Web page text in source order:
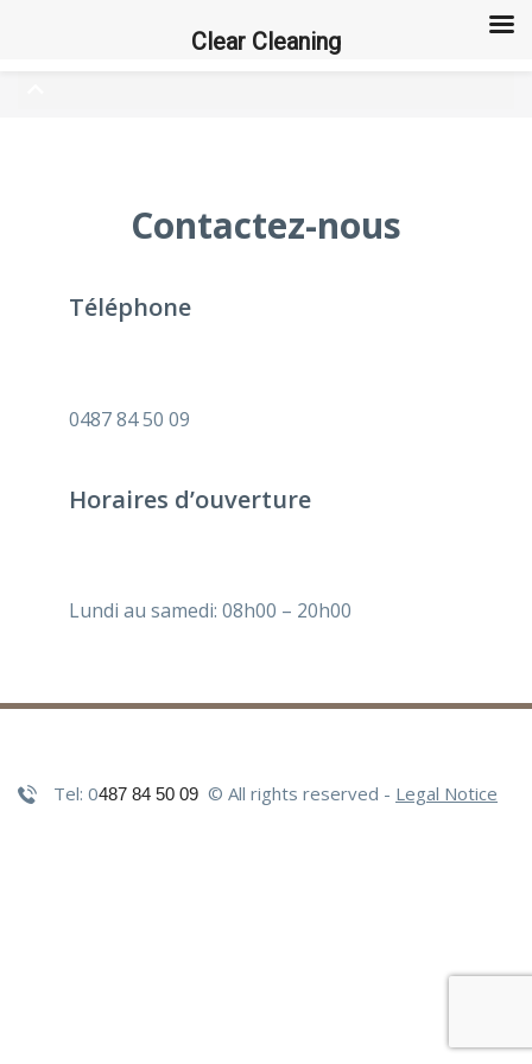
Contactez-nous
Téléphone
0487 84 50 09
Horaires d’ouverture
Lundi au samedi: 08h00 – 20h00
Tel: 0487 84 50 09 © All rights reserved - Legal Notice
Clear Cleaning